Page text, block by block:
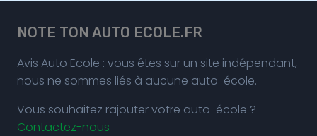
NOTE TON AUTO ECOLE.FR
Avis Auto Ecole : vous êtes sur un site indépendant,
nous ne sommes liés à aucune auto-école.
Vous souhaitez rajouter votre auto-école ?
Contactez-nous